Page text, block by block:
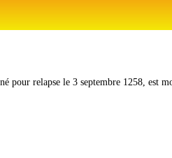
relapse le 3 septembre 1258, est